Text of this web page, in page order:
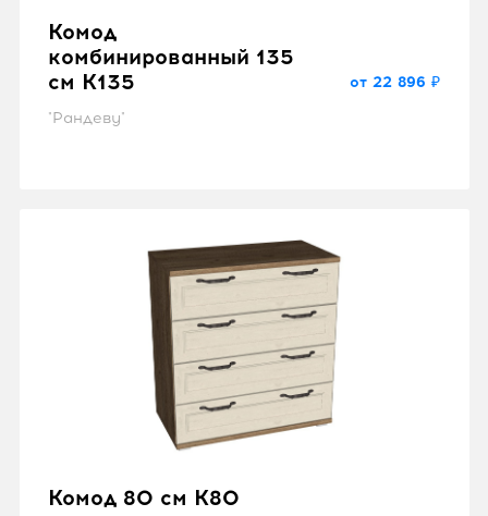
Комод
комбинированный 135
см K135
"Рандеву"
от 22 896 ₽
Комод 80 см K80